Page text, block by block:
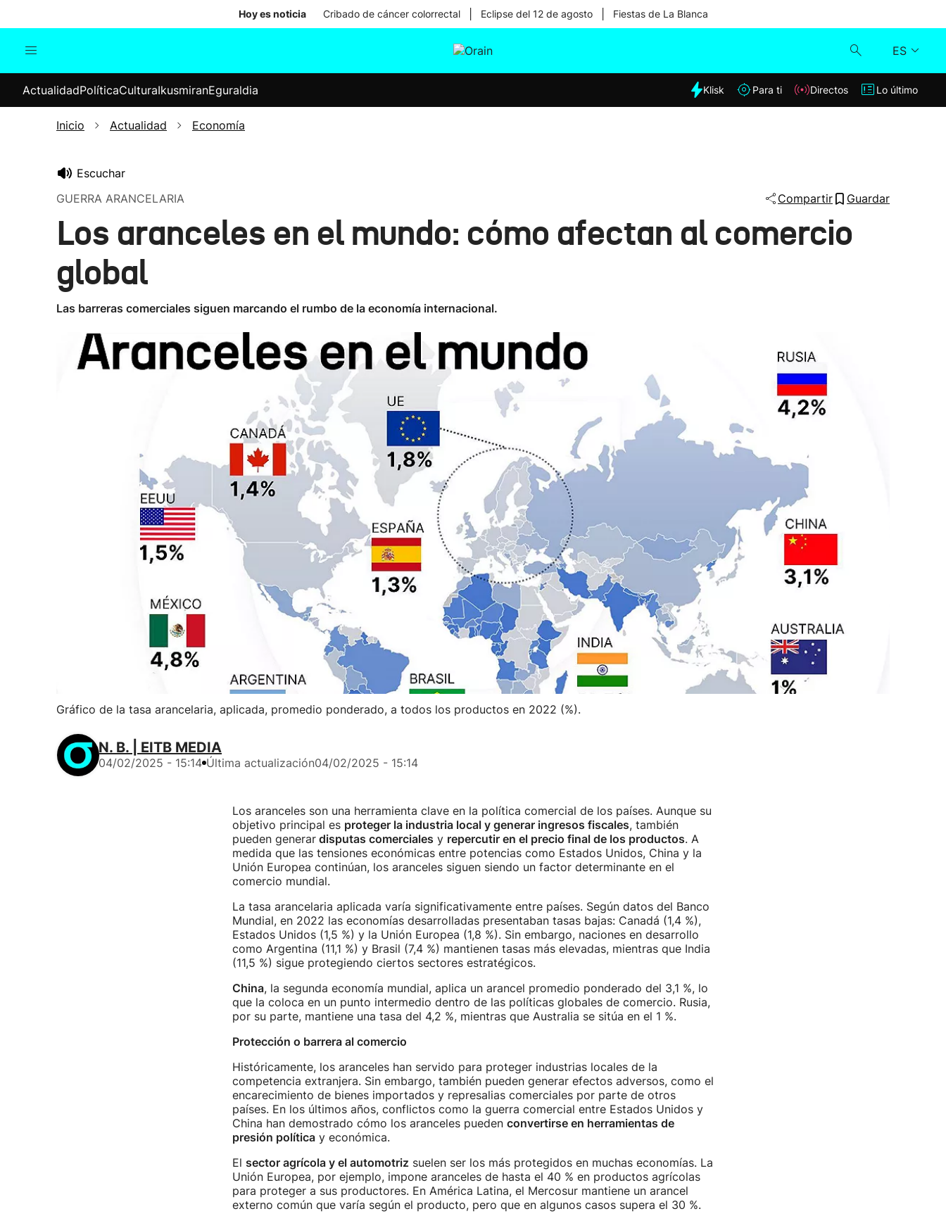
Hoy es noticia Cribado de cáncer colorrectal Eclipse del 12 de agosto Fiestas de La Blanca
ES
Internacional
Elecciones
Klisk
ActualidadPolíticaCulturaIkusmiranEguraldia Klisk Para ti Directos Lo último
Inicio Actualidad Economía
Escuchar
GUERRA ARANCELARIA
Compartir Guardar
Los aranceles en el mundo: cómo afectan al comercio
global
Las barreras comerciales siguen marcando el rumbo de la economía internacional.
Gráfico de la tasa arancelaria, aplicada, promedio ponderado, a todos los productos en 2022 (%).
N. B. | EITB MEDIA
04/02/2025 - 15:14 Última actualización04/02/2025 - 15:14
Los aranceles son una herramienta clave en la política comercial de los países. Aunque su
objetivo principal es proteger la industria local y generar ingresos fiscales, también
pueden generardisputas comerciales y repercutir en el precio final de los productos. A
medida que las tensiones económicas entre potencias como Estados Unidos, China y la
Unión Europea continúan, los aranceles siguen siendo un factor determinante en el
comercio mundial.
La tasa arancelaria aplicada varía significativamente entre países. Según datos del Banco
Mundial, en 2022 las economías desarrolladas presentaban tasas bajas: Canadá (1,4 %),
Estados Unidos (1,5 %) y la Unión Europea (1,8 %). Sin embargo, naciones en desarrollo
como Argentina (11,1 %) y Brasil (7,4 %) mantienen tasas más elevadas, mientras que India
(11,5 %) sigue protegiendo ciertos sectores estratégicos.
China, la segunda economía mundial, aplica un arancel promedio ponderado del 3,1 %, lo
que la coloca en un punto intermedio dentro de las políticas globales de comercio. Rusia,
por su parte, mantiene una tasa del 4,2 %, mientras que Australia se sitúa en el 1 %.
Protección o barrera al comercio
Históricamente, los aranceles han servido para proteger industrias locales de la
competencia extranjera. Sin embargo, también pueden generar efectos adversos, como el
encarecimiento de bienes importados y represalias comerciales por parte de otros
países. En los últimos años, conflictos como la guerra comercial entre Estados Unidos y
China han demostrado cómo los aranceles pueden convertirse en herramientas de
presión políticay económica.
El sector agrícola y el automotrizsuelen ser los más protegidos en muchas economías. La
Unión Europea, por ejemplo, impone aranceles de hasta el 40 % en productos agrícolas
para proteger a sus productores. En América Latina, el Mercosur mantiene un arancel
externo común que varía según el producto, pero que en algunos casos supera el 30 %.